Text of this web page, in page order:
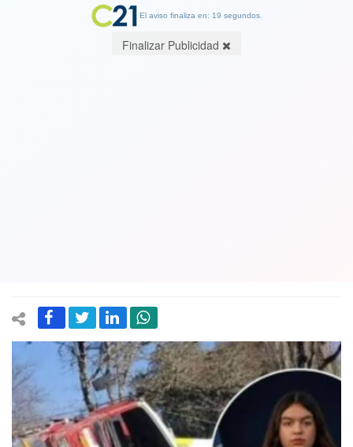
El aviso finaliza en: 19 segundos.
Finalizar Publicidad